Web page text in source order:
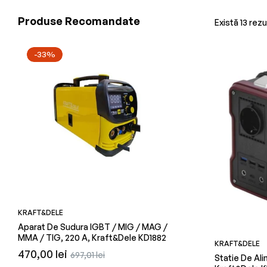
Produse Recomandate
-33%
KRAFT&DELE
Aparat De Sudura IGBT / MIG / MAG /
MMA / TIG, 220 A, Kraft&Dele KD1882
Preț
470,00 lei Preț
697,01 lei
Există 13
KRAFT&DELE
Statie De